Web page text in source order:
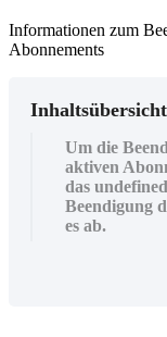
Informationen zum
Abonnements
Inhaltsübersicht
Um die
aktiven
das
Beendigung
es ab.